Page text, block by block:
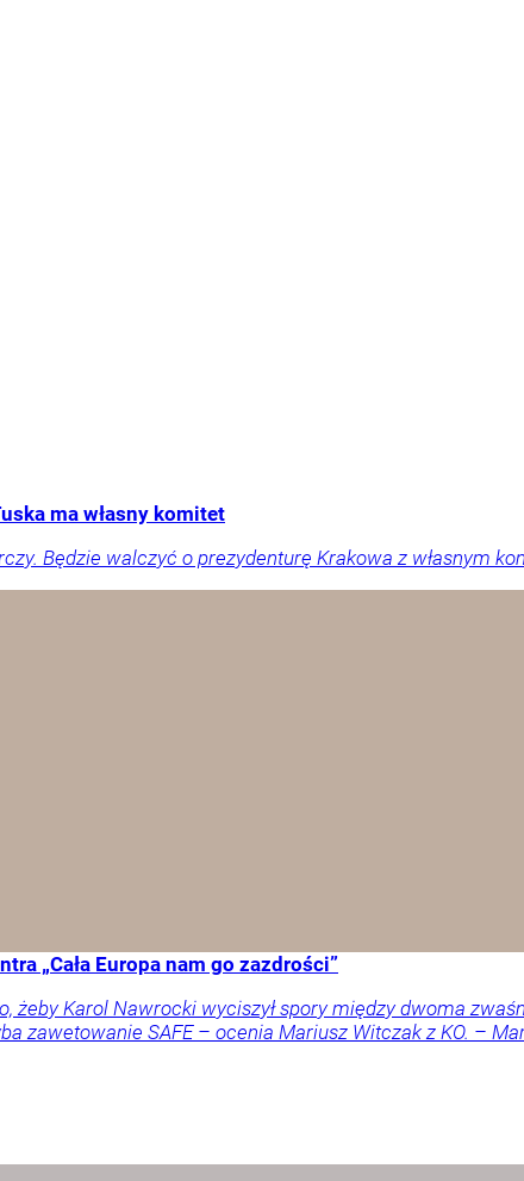
ma własny komitet
Będzie walczyć o prezydenturę Krakowa z własnym
„Cała Europa nam go zazdrości”
żeby Karol Nawrocki wyciszył spory między dwoma
zawetowanie SAFE – ocenia Mariusz Witczak z KO. –